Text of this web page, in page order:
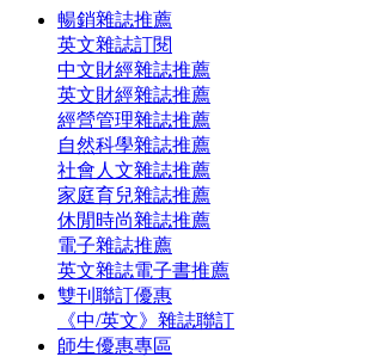
暢銷雜誌推薦
英文雜誌訂閱
中文財經雜誌推薦
英文財經雜誌推薦
經營管理雜誌推薦
自然科學雜誌推薦
社會人文雜誌推薦
家庭育兒雜誌推薦
休閒時尚雜誌推薦
電子雜誌推薦
英文雜誌電子書推薦
雙刊聯訂優惠
《中/英文》雜誌聯訂
師生優惠專區